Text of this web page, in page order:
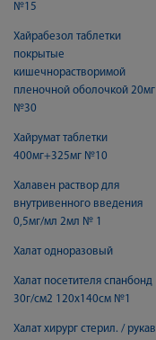
№15
Хайрабезол таблетки
покрытые
кишечнорастворимой
пленочной оболочкой 20мг
№30
Хайрумат таблетки
400мг+325мг №10
Халавен раствор для
внутривенного введения
0,5мг/мл 2мл № 1
Халат одноразовый
Халат посетителя спанбонд
30г/см2 120х140см №1
Халат хирург стерил. / рукав